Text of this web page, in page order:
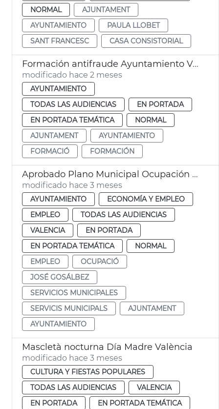
NORMAL
AJUNTAMENT
AYUNTAMIENTO
PAULA LLOBET
SANT FRANCESC
CASA CONSISTORIAL
Formación antifraude Ayuntamiento València
modificado hace 2 meses
AYUNTAMIENTO
TODAS LAS AUDIENCIAS
EN PORTADA
EN PORTADA TEMÁTICA
NORMAL
AJUNTAMENT
AYUNTAMIENTO
FORMACIÓ
FORMACIÓN
Aprobado Plano Municipal Ocupación València con 219 contratos
modificado hace 3 meses
AYUNTAMIENTO
ECONOMÍA Y EMPLEO
EMPLEO
TODAS LAS AUDIENCIAS
VALENCIA
EN PORTADA
EN PORTADA TEMÁTICA
NORMAL
EMPLEO
OCUPACIÓ
JOSÉ GOSÁLBEZ
SERVICIOS MUNICIPALES
SERVICIS MUNICIPALS
AJUNTAMENT
AYUNTAMIENTO
Mascletà nocturna Día Madre València
modificado hace 3 meses
CULTURA Y FIESTAS POPULARES
TODAS LAS AUDIENCIAS
VALENCIA
EN PORTADA
EN PORTADA TEMÁTICA